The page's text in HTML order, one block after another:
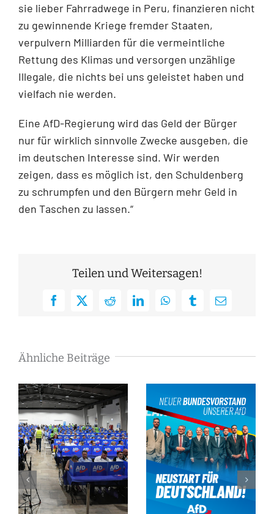
sie lieber Fahrradwege in Peru, finanzieren nicht
zu gewinnende Kriege fremder Staaten,
verpulvern Milliarden für die vermeintliche
Rettung des Klimas und versorgen unzählige
Illegale, die nichts bei uns geleistet haben und
vielfach nie werden.
Eine AfD-Regierung wird das Geld der Bürger
nur für wirklich sinnvolle Zwecke ausgeben, die
im deutschen Interesse sind. Wir werden
zeigen, dass es möglich ist, den Schuldenberg
zu schrumpfen und den Bürgern mehr Geld in
den Taschen zu lassen.“
Teilen und Weitersagen!
Facebook
X RedditLinkedInWhatsAppTumblrE-
Ähnliche Beiträge